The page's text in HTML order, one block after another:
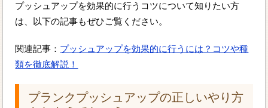
プッシュアップを効果的に行うコツについて知りたい方
は、以下の記事もぜひご覧ください。
関連記事： プッシュアップを効果的に行うには？コツや種
類を徹底解説！
プランクプッシュアップの正しいやり方